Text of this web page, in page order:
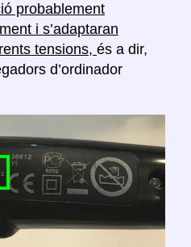
probablement
i s’adaptaran
tensions, és a dir,
d’ordinador